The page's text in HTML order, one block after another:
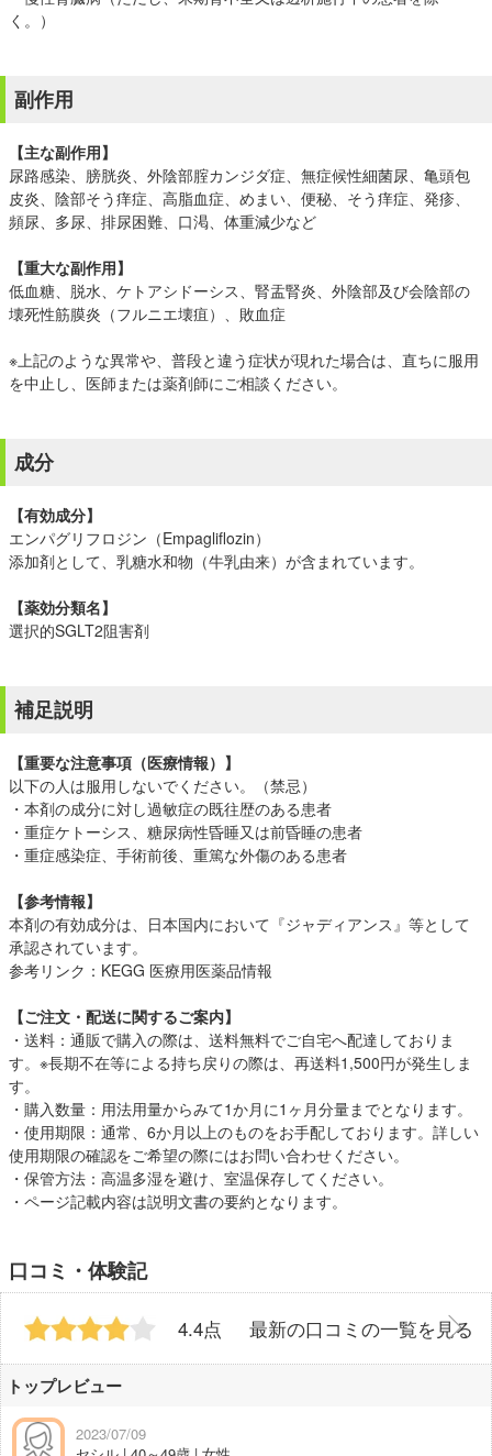
く。）
副作用
【主な副作用】
尿路感染、膀胱炎、外陰部腟カンジダ症、無症候性細菌尿、亀頭包
皮炎、陰部そう痒症、高脂血症、めまい、便秘、そう痒症、発疹、
頻尿、多尿、排尿困難、口渇、体重減少など
【重大な副作用】
低血糖、脱水、ケトアシドーシス、腎盂腎炎、外陰部及び会陰部の
壊死性筋膜炎（フルニエ壊疽）、敗血症
※上記のような異常や、普段と違う症状が現れた場合は、直ちに服用
を中止し、医師または薬剤師にご相談ください。
成分
【有効成分】
エンパグリフロジン（Empagliflozin）
添加剤として、乳糖水和物（牛乳由来）が含まれています。
【薬効分類名】
選択的SGLT2阻害剤
補足説明
【重要な注意事項（医療情報）】
以下の人は服用しないでください。（禁忌）
・本剤の成分に対し過敏症の既往歴のある患者
・重症ケトーシス、糖尿病性昏睡又は前昏睡の患者
・重症感染症、手術前後、重篤な外傷のある患者
【参考情報】
本剤の有効成分は、日本国内において『ジャディアンス』等として
承認されています。
参考リンク： KEGG 医療用医薬品情報
【ご注文・配送に関するご案内】
・送料：通販で購入の際は、送料無料でご自宅へ配達しておりま
す。※長期不在等による持ち戻りの際は、再送料1,500円が発生しま
す。
・購入数量：用法用量からみて1か月に1ヶ月分量までとなります。
・使用期限：通常、6か月以上のものをお手配しております。詳しい
使用期限の確認をご希望の際にはお問い合わせください。
・保管方法：高温多湿を避け、室温保存してください。
・ページ記載内容は説明文書の要約となります。
口コミ・体験記
4.4点 最新の口コミの一覧を見る
トップレビュー
2023/07/09